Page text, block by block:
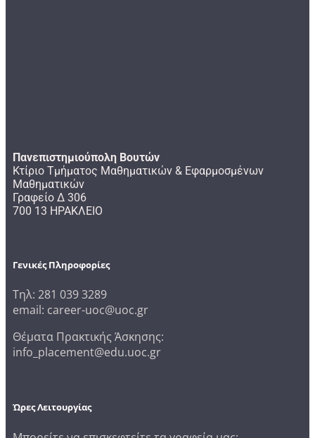
Πανεπιστημιούπολη Βουτών
Κτίριο Τμήματος Μαθηματικών & Εφαρμοσμένων
Μαθηματικών
Γραφείο Δ 306
700 13 ΗΡΑΚΛΕΙΟ
Γενικές Πληροφορίες
Τηλ: 281 039 3289
email: career-uoc@uoc.gr
Θέματα Πρακτικής Άσκησης:
info_placement@edu.uoc.gr
Ώρες Λειτουργίας